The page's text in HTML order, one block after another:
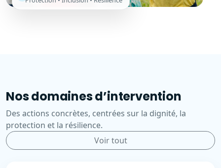
Nos domaines d’intervention
Des actions concrètes, centrées sur la dignité, la
protection et la résilience.
Voir tout